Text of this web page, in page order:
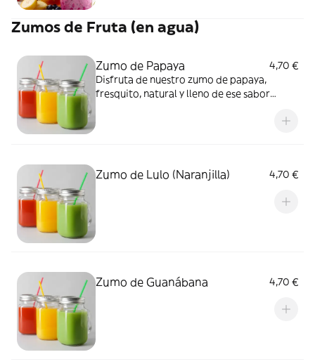
Zumos de Fruta (en agua)
Zumo de Papaya
4,70 €
Disfruta de nuestro zumo de papaya,
fresquito, natural y lleno de ese sabor
Zumo de Lulo (Naranjilla) 4,70 €
Zumo de Guanábana 4,70 €